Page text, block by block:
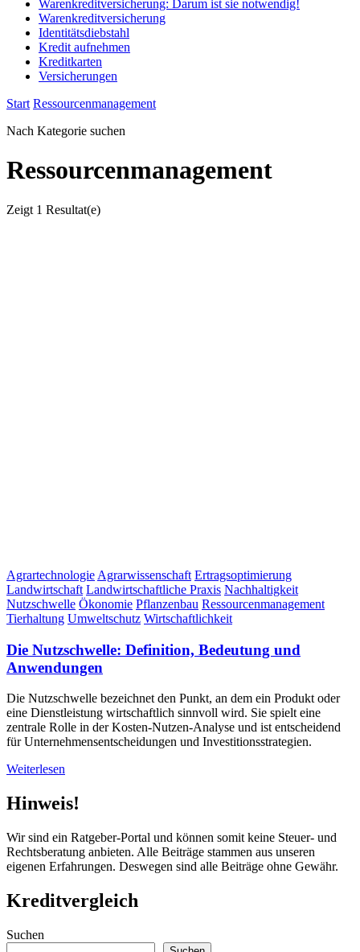
Warenkreditversicherung: Darum ist sie notwendig!
Warenkreditversicherung
Identitätsdiebstahl
Kredit aufnehmen
Kreditkarten
Versicherungen
Start Ressourcenmanagement
Nach Kategorie suchen
Ressourcenmanagement
Zeigt 1 Resultat(e)
Agrartechnologie Agrarwissenschaft Ertragsoptimierung
Landwirtschaft Landwirtschaftliche Praxis Nachhaltigkeit
Nutzschwelle Ökonomie Pflanzenbau Ressourcenmanagement
Tierhaltung Umweltschutz Wirtschaftlichkeit
Die Nutzschwelle: Definition, Bedeutung und
Anwendungen
Die Nutzschwelle bezeichnet den Punkt, an dem ein Produkt oder
eine Dienstleistung wirtschaftlich sinnvoll wird. Sie spielt eine
zentrale Rolle in der Kosten-Nutzen-Analyse und ist entscheidend
für Unternehmensentscheidungen und Investitionsstrategien.
Weiterlesen
Hinweis!
Wir sind ein Ratgeber-Portal und können somit keine Steuer- und
Rechtsberatung anbieten. Alle Beiträge stammen aus unseren
eigenen Erfahrungen. Deswegen sind alle Beiträge ohne Gewähr.
Kreditvergleich
Suchen